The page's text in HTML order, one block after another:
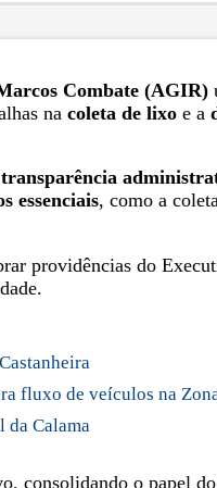
Combate (AGIR)
na coleta de lixo e a
transparência
essenciais, como a
providências do
fluxo de veículos na
da Calama
consolidando o papel